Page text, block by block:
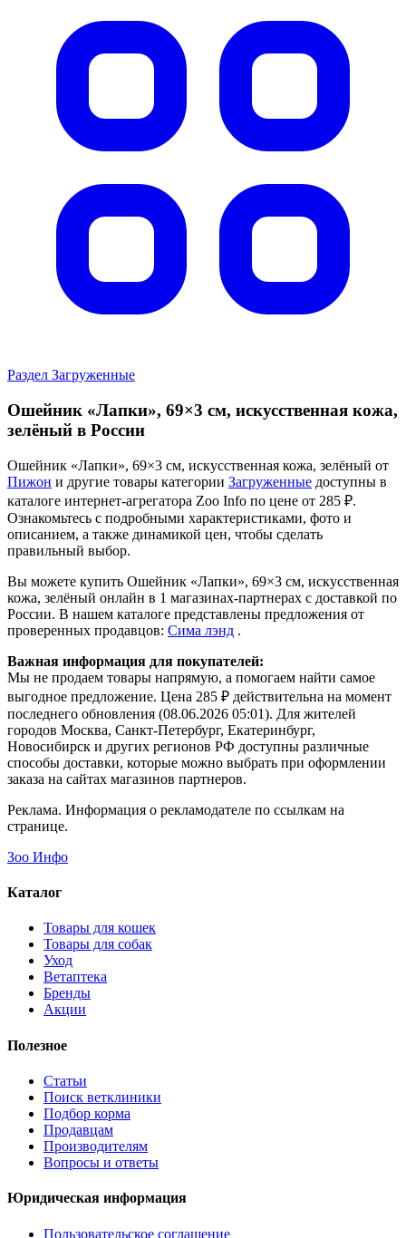
Раздел Загруженные
Ошейник «Лапки», 69×3 см, искусственная кожа,
зелёный в России
Ошейник «Лапки», 69×3 см, искусственная кожа, зелёный от
Пижон и другие товары категории Загруженные доступны в
каталоге интернет-агрегатора Zoo Info по цене от 285 ₽.
Ознакомьтесь с подробными характеристиками, фото и
описанием, а также динамикой цен, чтобы сделать
правильный выбор.
Вы можете купить Ошейник «Лапки», 69×3 см, искусственная
кожа, зелёный онлайн в 1 магазинах-партнерах с доставкой по
России. В нашем каталоге представлены предложения от
проверенных продавцов: Сима лэнд .
Важная информация для покупателей:
Мы не продаем товары напрямую, а помогаем найти самое
выгодное предложение. Цена 285 ₽ действительна на момент
последнего обновления (08.06.2026 05:01). Для жителей
городов Москва, Санкт-Петербург, Екатеринбург,
Новосибирск и других регионов РФ доступны различные
способы доставки, которые можно выбрать при оформлении
заказа на сайтах магазинов партнеров.
Реклама. Информация о рекламодателе по ссылкам на
странице.
Зоо Инфо
Каталог
Товары для кошек
Товары для собак
Уход
Ветаптека
Бренды
Акции
Полезное
Статьи
Поиск ветклиники
Подбор корма
Продавцам
Производителям
Вопросы и ответы
Юридическая информация
Пользовательское соглашение